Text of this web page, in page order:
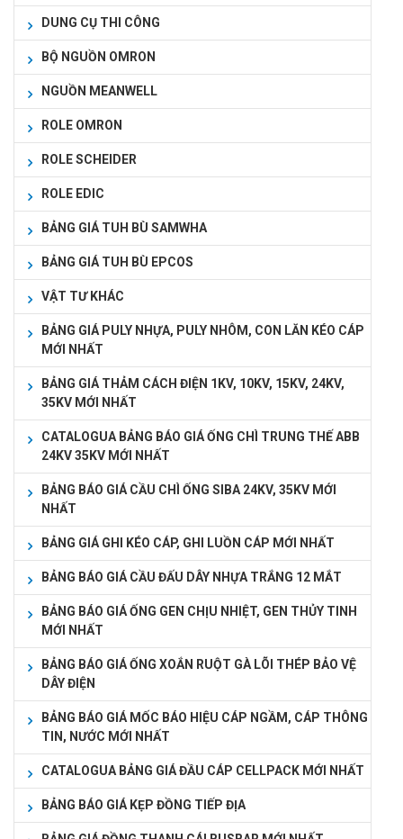
DUNG CỤ THI CÔNG
BỘ NGUỒN OMRON
NGUỒN MEANWELL
ROLE OMRON
ROLE SCHEIDER
ROLE EDIC
BẢNG GIÁ TUH BÙ SAMWHA
BẢNG GIÁ TUH BÙ EPCOS
VẬT TƯ KHÁC
BẢNG GIÁ PULY NHỰA, PULY NHÔM, CON LĂN KÉO CÁP
MỚI NHẤT
BẢNG GIÁ THẢM CÁCH ĐIỆN 1KV, 10KV, 15KV, 24KV,
35KV MỚI NHẤT
CATALOGUA BẢNG BÁO GIÁ ỐNG CHÌ TRUNG THẾ ABB
24KV 35KV MỚI NHẤT
BẢNG BÁO GIÁ CẦU CHÌ ỐNG SIBA 24KV, 35KV MỚI
NHẤT
BẢNG GIÁ GHI KÉO CÁP, GHI LUỒN CÁP MỚI NHẤT
BẢNG BÁO GIÁ CẦU ĐẤU DÂY NHỰA TRẮNG 12 MẮT
BẢNG BÁO GIÁ ỐNG GEN CHỊU NHIỆT, GEN THỦY TINH
MỚI NHẤT
BẢNG BÁO GIÁ ỐNG XOẮN RUỘT GÀ LÕI THÉP BẢO VỆ
DÂY ĐIỆN
BẢNG BÁO GIÁ MỐC BÁO HIỆU CÁP NGẦM, CÁP THÔNG
TIN, NƯỚC MỚI NHẤT
CATALOGUA BẢNG GIÁ ĐẦU CÁP CELLPACK MỚI NHẤT
BẢNG BÁO GIÁ KẸP ĐỒNG TIẾP ĐỊA